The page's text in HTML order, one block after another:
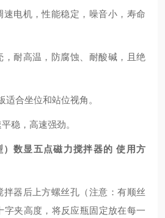
速电机，性能稳定，噪音小，寿命
，耐高温，防腐蚀 、耐酸碱 ，且绝
适合坐位和站位视角。
稳，高速强劲。
）数显五点磁力搅拌器的 使用方
拌器后上方螺丝孔（注意：有顺丝
字夹高度，将反应瓶固定放在每一